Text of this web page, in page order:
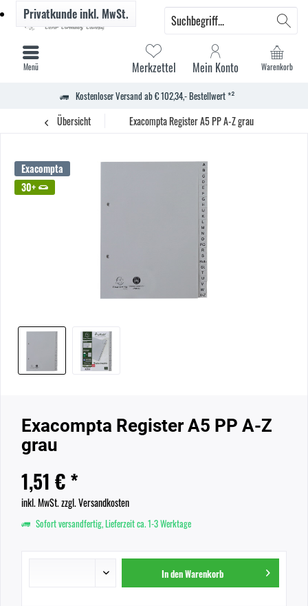
Kostenloser Versand ab € 102,34,- Bestellwert *²
Warenkorb
Merkzettel Mein Konto
Privatkundeinkl. MwSt.
Menü
Übersicht Exacompta Register A5 PP A-Z grau
Exacompta
30+
Exacompta Register A5 PP A-Z
grau
1,51 € *
inkl. MwSt.zzgl. Versandkosten
Sofort versandfertig, Lieferzeit ca. 1-3 Werktage
In denWarenkorb